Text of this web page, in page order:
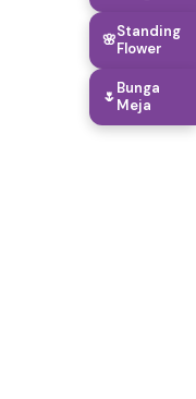
🌸Standing
Flower
🌷Bunga
Meja